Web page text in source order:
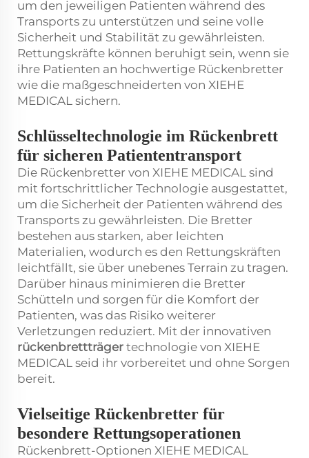
um den jeweiligen Patienten während des
Transports zu unterstützen und seine volle
Sicherheit und Stabilität zu gewährleisten.
Rettungskräfte können beruhigt sein, wenn sie
ihre Patienten an hochwertige Rückenbretter
wie die maßgeschneiderten von XIEHE
MEDICAL sichern.
Schlüsseltechnologie im Rückenbrett
für sicheren Patiententransport
Die Rückenbretter von XIEHE MEDICAL sind
mit fortschrittlicher Technologie ausgestattet,
um die Sicherheit der Patienten während des
Transports zu gewährleisten. Die Bretter
bestehen aus starken, aber leichten
Materialien, wodurch es den Rettungskräften
leichtfällt, sie über unebenes Terrain zu tragen.
Darüber hinaus minimieren die Bretter
Schütteln und sorgen für die Komfort der
Patienten, was das Risiko weiterer
Verletzungen reduziert. Mit der innovativen
rückenbrettträger technologie von XIEHE
MEDICAL seid ihr vorbereitet und ohne Sorgen
bereit.
Vielseitige Rückenbretter für
besondere Rettungsoperationen
Rückenbrett-Optionen XIEHE MEDICAL